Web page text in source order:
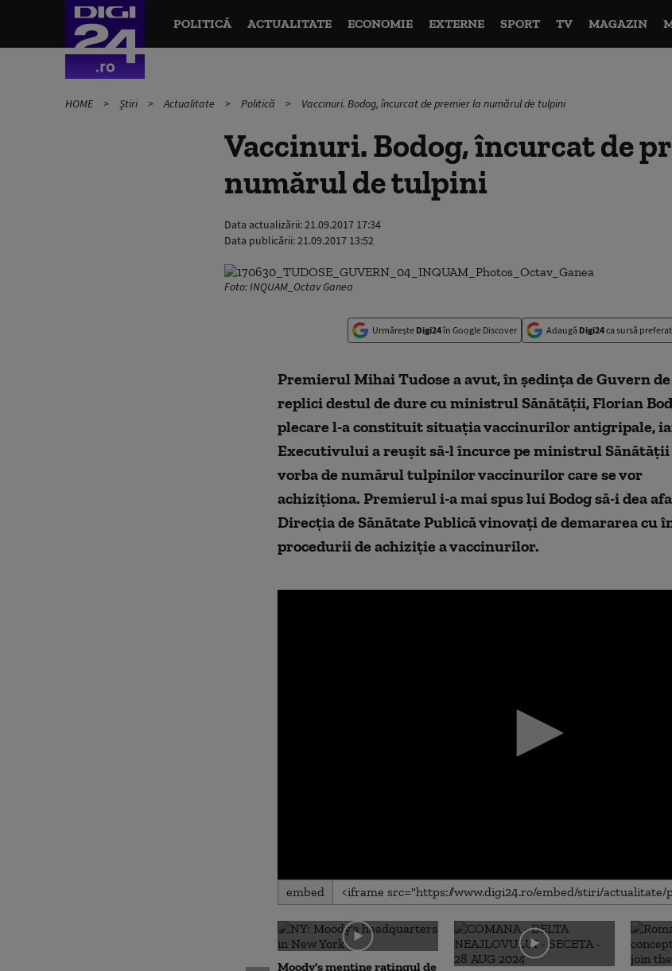
POLITICĂ ACTUALITATE ECONOMIE EXTERNE SPORT TV MAGAZIN
HOME Știri Actualitate Politică Vaccinuri. Bodog, încurcat de premier la numărul de tulpini
Vaccinuri. Bodog, încurcat de
numărul de tulpini
Data actualizării:21.09.2017 17:34
Data publicării:21.09.2017 13:52
Foto: INQUAM_Octav Ganea
Urmărește Digi24în Google Discover Adaugă Digi24ca sursă
Premierul Mihai Tudose a avut, în ședința de Guvern
replici destul de dure cu ministrul Sănătății, Florian
plecare l-a constituit situația vaccinurilor antigripale,
Executivului a reușit să-l încurce pe ministrul Sănătății
vorba de numărul tulpinilor vaccinurilor care se vor
achiziționa. Premierul i-a mai spus lui Bodog să-i dea
Direcția de Sănătate Publică vinovați de demararea cu
procedurii de achiziție a vaccinurilor.
0
seconds
0
secondsVolume
90%
embed
Moody's menține ratingul de